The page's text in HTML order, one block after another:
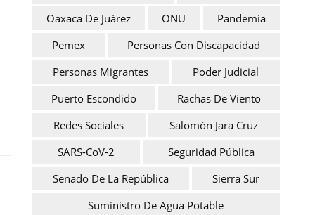
Oaxaca De Juárez
ONU
Pandemia
Pemex
Personas Con Discapacidad
Personas Migrantes
Poder Judicial
Puerto Escondido
Rachas De Viento
Redes Sociales
Salomón Jara Cruz
SARS-CoV-2
Seguridad Pública
Senado De La República
Sierra Sur
Suministro De Agua Potable